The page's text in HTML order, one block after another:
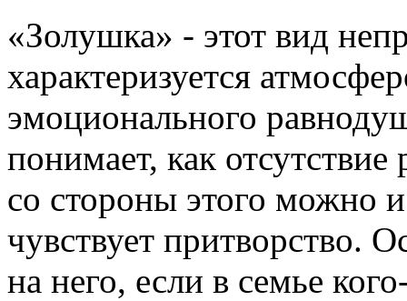
«Золушка» - этот вид
характеризуется
эмоционального
понимает, как
со стороны этого можно
чувствует притворство.
на него, если в семье